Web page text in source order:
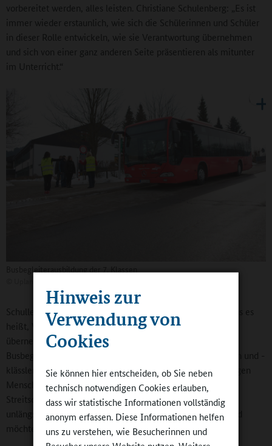
Hinweis zur
Verwendung von
Cookies
Sie können hier entscheiden, ob Sie neben
technisch notwendigen Cookies erlauben,
dass wir statistische Informationen vollständig
anonym erfassen. Diese Informationen helfen
uns zu verstehen, wie Besucherinnen und
vorbereitet werden, alles leisten. Christiane Schulenberg: „Es ist
immer wieder erstaunlich, wie sich die Schülerinnen und Schüler
in dieser Rolle entwickeln, wie sie Verantwortung übernehmen
und sich von einer ganz anderen Seite präsentieren als mitunter
im Unterricht.“
Busbegleiterausbildung der 7. Klassen
Schulleiterin Pavlu fügt hinzu: „Wir möchten vermitteln, was es
heißt, Verantwortung für andere und für sich selbst zu
übernehmen.“ Dies gilt beispielsweise für die
Busbegleiterausbildung, um die sich viele Siebtklässlerinnen und -
klässler bemühen. Einmal darauf vorbereitet, haben die jungen
Menschen damit nahezu automatisch auch die Rolle der
Streitschlichtung. Schulenberg zitiert einen Schüler, der ihr
unlängst sagte: „Mich ärgert, wie andere sich benehmen und
möchte etwas ändern“.